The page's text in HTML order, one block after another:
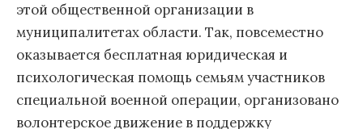
этой общественной организации в
муниципалитетах области. Так, повсеместно
оказывается бесплатная юридическая и
психологическая помощь семьям участников
специальной военной операции, организовано
волонтерское движение в поддержку